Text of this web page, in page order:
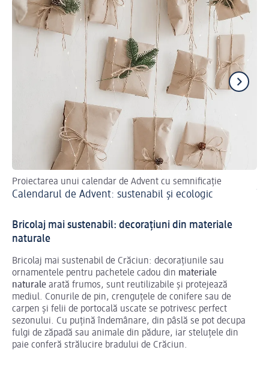
Proiectarea unui calendar de Advent cu semnificație
Calendarul de Advent: sustenabil și ecologic
Bricolaj mai sustenabil: decorațiuni din materiale
naturale
Bricolaj mai sustenabil de Crăciun: decorațiunile sau
ornamentele pentru pachetele cadou din materiale
naturale arată frumos, sunt reutilizabile și protejează
mediul. Conurile de pin, crenguțele de conifere sau de
carpen și felii de portocală uscate se potrivesc perfect
sezonului. Cu puțină îndemânare, din pâslă se pot decupa
fulgi de zăpadă sau animale din pădure, iar steluțele din
paie conferă strălucire bradului de Crăciun.